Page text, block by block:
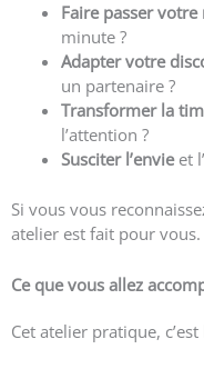
Faire passer votre
minute ?
Adapter votre
un partenaire ?
Transformer la
l’attention ?
Susciter l’envieet
Si vous vous
atelier est fait pour vous.
Ce que vous allez
Cet atelier pratique, c’est